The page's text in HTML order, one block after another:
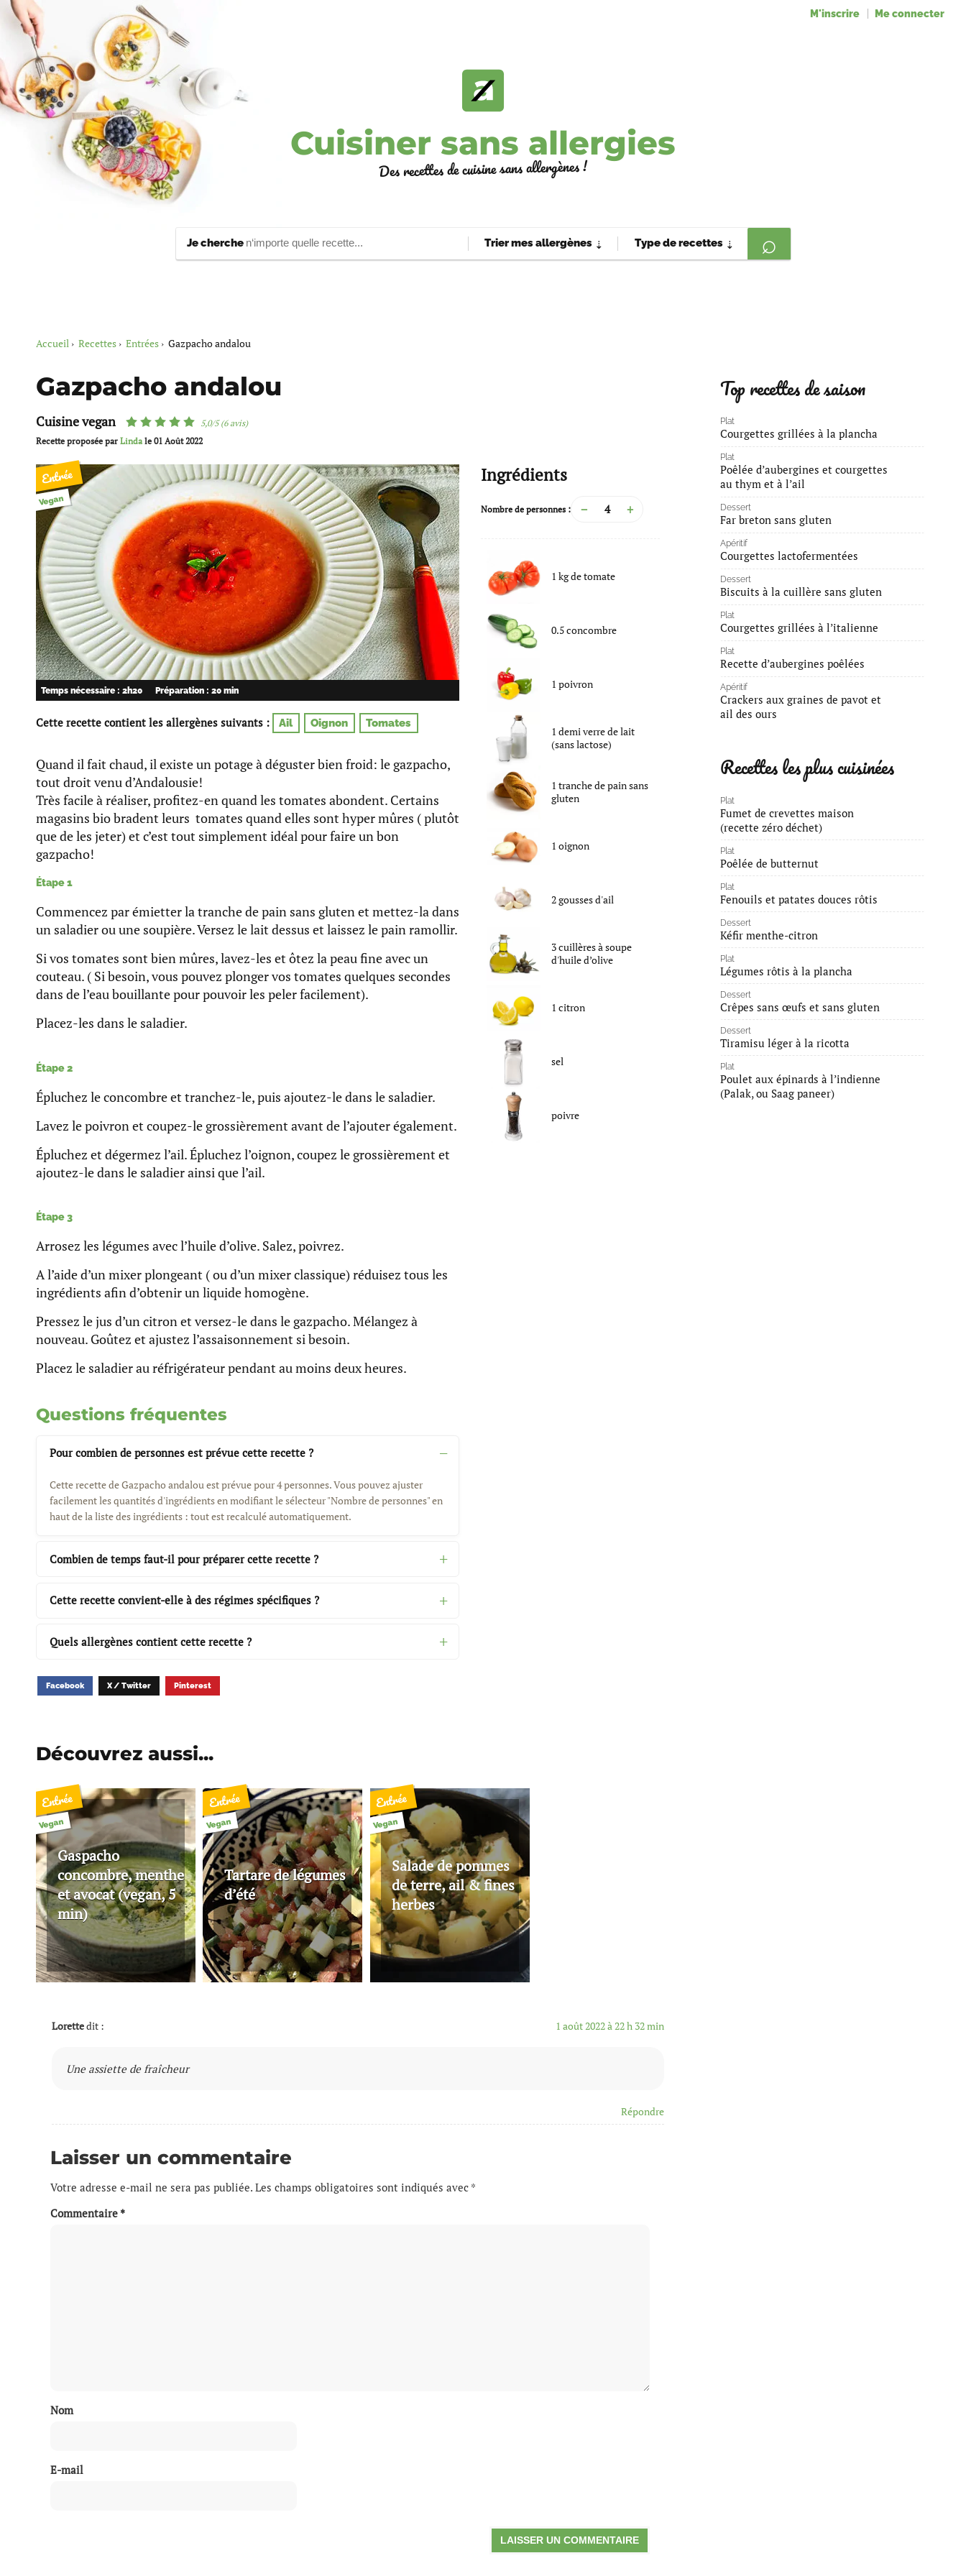
M'inscrire Me connecter
Cuisiner sans allergies
Des recettes de cuisine sans allergènes !
Je cherche Trier mes allergènes ⇣ Type de recettes ⇣
Accueil Recettes Entrées Gazpacho andalou
Gazpacho andalou
Cuisine vegan
5,0/5 (6 avis)
Recette proposée par Lindale 01 Août 2022
Entrée
Vegan
Temps nécessaire : 2h20 Préparation : 20 min
Cette recette contient les allergènes suivants : Ail Oignon Tomates
Quand il fait chaud, il existe un potage à déguster bien froid: le gazpacho,
tout droit venu d’Andalousie!
Très facile à réaliser, profitez-en quand les tomates abondent. Certains
magasins bio bradent leurs tomates quand elles sont hyper mûres ( plutôt
que de les jeter) et c’est tout simplement idéal pour faire un bon
gazpacho!
Étape 1
Commencez par émietter la tranche de pain sans gluten et mettez-la dans
un saladier ou une soupière. Versez le lait dessus et laissez le pain ramollir.
Si vos tomates sont bien mûres, lavez-les et ôtez la peau fine avec un
couteau. ( Si besoin, vous pouvez plonger vos tomates quelques secondes
dans de l’eau bouillante pour pouvoir les peler facilement).
Placez-les dans le saladier.
Étape 2
Épluchez le concombre et tranchez-le, puis ajoutez-le dans le saladier.
Lavez le poivron et coupez-le grossièrement avant de l’ajouter également.
Épluchez et dégermez l’ail. Épluchez l’oignon, coupez le grossièrement et
ajoutez-le dans le saladier ainsi que l’ail.
Étape 3
Arrosez les légumes avec l’huile d’olive. Salez, poivrez.
A l’aide d’un mixer plongeant ( ou d’un mixer classique) réduisez tous les
ingrédients afin d’obtenir un liquide homogène.
Pressez le jus d’un citron et versez-le dans le gazpacho. Mélangez à
nouveau. Goûtez et ajustez l’assaisonnement si besoin.
Placez le saladier au réfrigérateur pendant au moins deux heures.
Questions fréquentes
Pour combien de personnes est prévue cette recette ?
Cette recette de Gazpacho andalou est prévue pour 4 personnes. Vous pouvez ajuster
facilement les quantités d'ingrédients en modifiant le sélecteur "Nombre de personnes" en
haut de la liste des ingrédients : tout est recalculé automatiquement.
Combien de temps faut-il pour préparer cette recette ?
Cette recette convient-elle à des régimes spécifiques ?
Quels allergènes contient cette recette ?
Facebook X / Twitter Pinterest
Ingrédients
Nombre de personnes : − +
1 kgdetomate
0.5concombre
1 poivron
1 demi verredelait
(sans lactose)
1 tranchedepain sans
gluten
1 oignon
2gousses d'ail
3cuillères à soupe
d'huile d’olive
1 citron
sel
poivre
Découvrez aussi...
Entrée
Vegan
Gaspacho
concombre, menthe
et avocat (vegan, 5
min)
Entrée
Vegan
Tartare de légumes
d’été
Entrée
Vegan
Salade de pommes
de terre, ail & fines
herbes
Lorettedit : 1 août 2022 à 22 h 32 min
Une assiette de fraîcheur
Répondre
Laisser un commentaire
Votre adresse e-mail ne sera pas publiée. Les champs obligatoires sont indiqués avec *
Commentaire *
Nom
E-mail
Top recettes de saison
Plat
Courgettes grillées à la plancha
Plat
Poêlée d’aubergines et courgettes
au thym et à l’ail
Dessert
Far breton sans gluten
Apéritif
Courgettes lactofermentées
Dessert
Biscuits à la cuillère sans gluten
Plat
Courgettes grillées à l’italienne
Plat
Recette d’aubergines poêlées
Apéritif
Crackers aux graines de pavot et
ail des ours
Recettes les plus cuisinées
Plat
Fumet de crevettes maison
(recette zéro déchet)
Plat
Poêlée de butternut
Plat
Fenouils et patates douces rôtis
Dessert
Kéfir menthe-citron
Plat
Légumes rôtis à la plancha
Dessert
Crêpes sans œufs et sans gluten
Dessert
Tiramisu léger à la ricotta
Plat
Poulet aux épinards à l’indienne
(Palak, ou Saag paneer)